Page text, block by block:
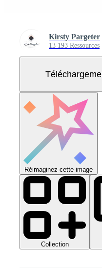
Kirsty Pargeter
13 193 Ressources
Réimaginez cette image
Collection